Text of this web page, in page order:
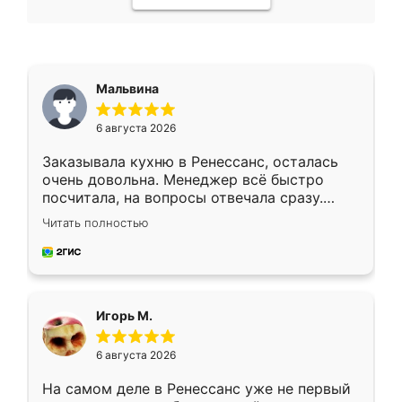
Мальвина
6 августа 2026
Заказывала кухню в Ренессанс, осталась
очень довольна. Менеджер всё быстро
посчитала, на вопросы отвечала сразу.
Замерщик приехал в субботу, подошёл к
делу со всей ответственностью. Собрали
за день, ребята работали аккуратно, даже
Читать полностью
Игорь М.
6 августа 2026
На самом деле в Ренессанс уже не первый